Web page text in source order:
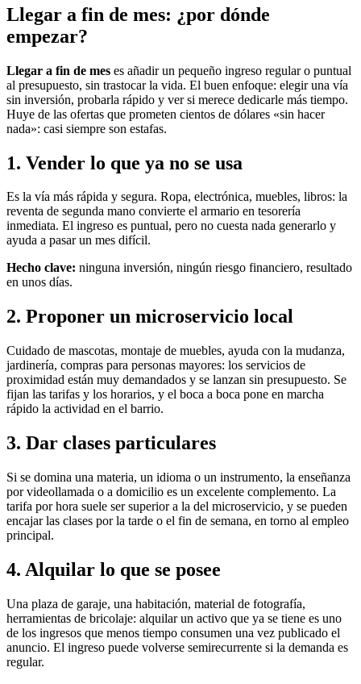
Llegar a fin de mes: ¿por dónde
empezar?
Llegar a fin de mes es añadir un pequeño ingreso regular o puntual
al presupuesto, sin trastocar la vida. El buen enfoque: elegir una vía
sin inversión, probarla rápido y ver si merece dedicarle más tiempo.
Huye de las ofertas que prometen cientos de dólares «sin hacer
nada»: casi siempre son estafas.
1. Vender lo que ya no se usa
Es la vía más rápida y segura. Ropa, electrónica, muebles, libros: la
reventa de segunda mano convierte el armario en tesorería
inmediata. El ingreso es puntual, pero no cuesta nada generarlo y
ayuda a pasar un mes difícil.
Hecho clave: ninguna inversión, ningún riesgo financiero, resultado
en unos días.
2. Proponer un microservicio local
Cuidado de mascotas, montaje de muebles, ayuda con la mudanza,
jardinería, compras para personas mayores: los servicios de
proximidad están muy demandados y se lanzan sin presupuesto. Se
fijan las tarifas y los horarios, y el boca a boca pone en marcha
rápido la actividad en el barrio.
3. Dar clases particulares
Si se domina una materia, un idioma o un instrumento, la enseñanza
por videollamada o a domicilio es un excelente complemento. La
tarifa por hora suele ser superior a la del microservicio, y se pueden
encajar las clases por la tarde o el fin de semana, en torno al empleo
principal.
4. Alquilar lo que se posee
Una plaza de garaje, una habitación, material de fotografía,
herramientas de bricolaje: alquilar un activo que ya se tiene es uno
de los ingresos que menos tiempo consumen una vez publicado el
anuncio. El ingreso puede volverse semirecurrente si la demanda es
regular.